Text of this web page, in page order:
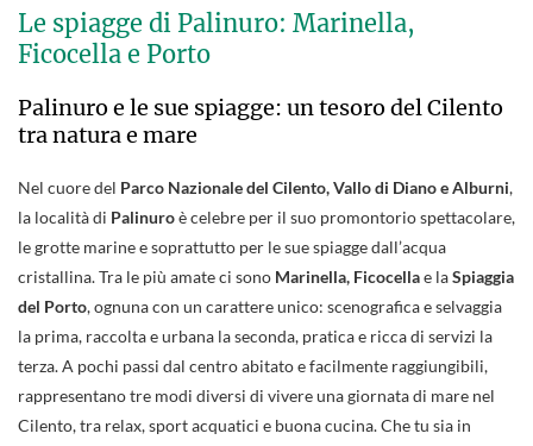
Le spiagge di Palinuro: Marinella,
Ficocella e Porto
Palinuro e le sue spiagge: un tesoro del Cilento
tra natura e mare
Nel cuore del Parco Nazionale del Cilento, Vallo di Diano e Alburni,
la località di Palinuroè celebre per il suo promontorio spettacolare,
le grotte marine e soprattutto per le sue spiagge dall’acqua
cristallina. Tra le più amate ci sono Marinella, Ficocellae laSpiaggia
del Porto, ognuna con un carattere unico: scenografica e selvaggia
la prima, raccolta e urbana la seconda, pratica e ricca di servizi la
terza. A pochi passi dal centro abitato e facilmente raggiungibili,
rappresentano tre modi diversi di vivere una giornata di mare nel
Cilento, tra relax, sport acquatici e buona cucina. Che tu sia in